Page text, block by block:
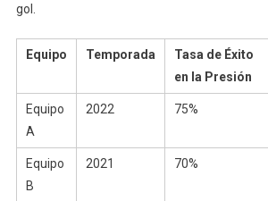
gol.
Equipo Temporada
Tasa de Éxito
en la Presión
Equipo
A
2022 75%
Equipo
B
2021 70%